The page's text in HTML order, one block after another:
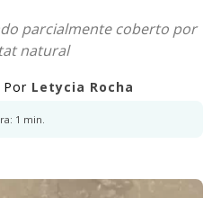
parcialmente coberto por
natural
Por Letycia Rocha
1 min.